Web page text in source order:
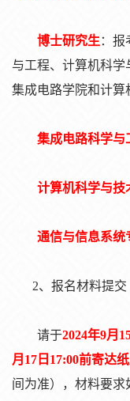
博士研究生：报
与工程、 计算机科学
集成电路学院和计算
集成电路科学与
计算机科学与技
通信与信息系统
2、报名材料提交
请于2024年9月1
月17 日 17:00前寄达
间为准），材料要求